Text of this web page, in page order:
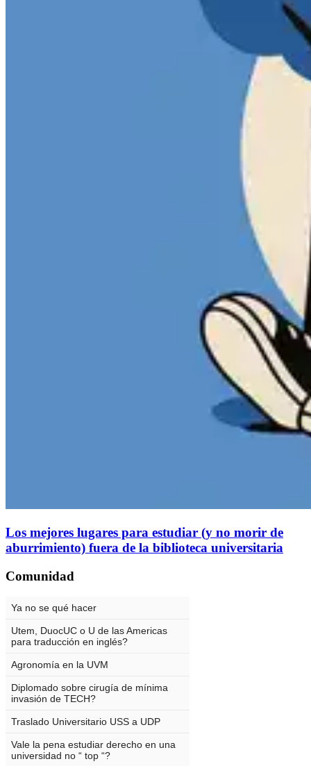
Los mejores lugares para estudiar (y no morir de
aburrimiento) fuera de la biblioteca universitaria
Comunidad